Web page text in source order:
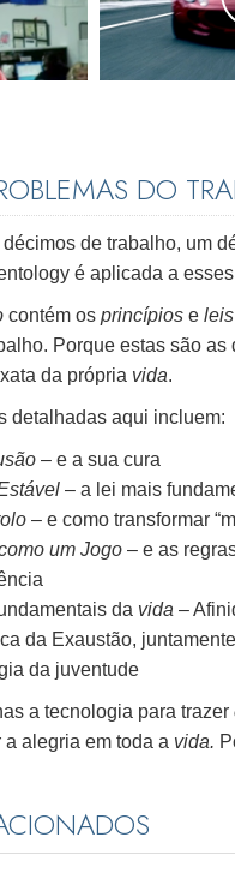
DO
de trabalho, um
é aplicada a
contém os princípios e leis
Porque estas são as
da própria vida.
detalhadas aqui incluem:
– e a sua cura
– a lei mais
– e como transformar
um Jogo – e as
da vida –
da Exaustão,
da juventude
a tecnologia para trazer
alegria em toda a vida.